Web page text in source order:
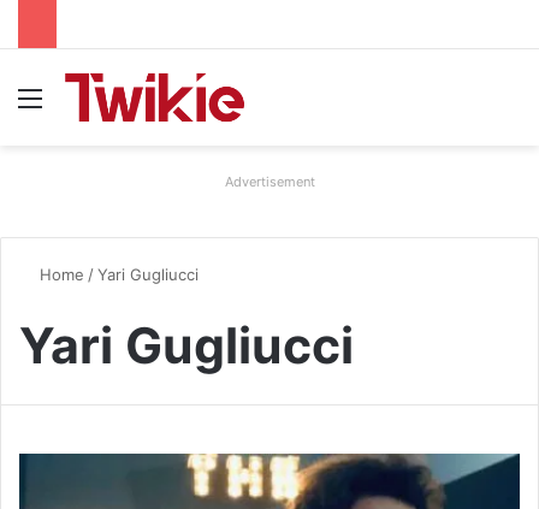
Advertisement
Home /Yari Gugliucci
Yari Gugliucci